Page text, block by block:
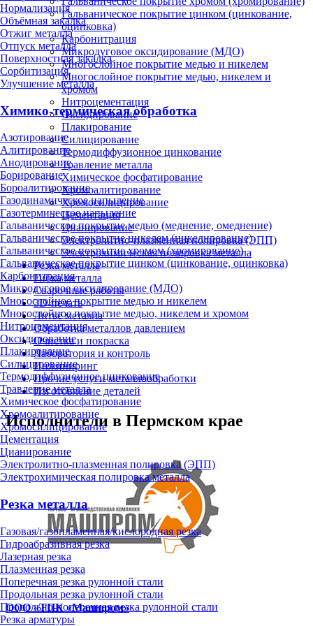
Нормализация
Объёмная закалка
Отжиг металла
Отпуск металла
Поверхностная закалка
Сорбитизация
Улучшение металла
Химико-термическая обработка
Азотирование
Алитирование
Анодирование
Борирование
Бороалитирование
Газодинамическое напыление
Газотермическое напыление
Гальваническое покрытие медью (меднение, омеднение)
Гальваническое покрытие никелем (никелирование)
Гальваническое покрытие хромом (хромирование)
Гальваническое покрытие цинком (цинкование, оцинковка)
Карбонитрация
Микродуговое оксидирование (МДО)
Многослойное покрытие медью и никелем
Многослойное покрытие медью, никелем и хромом
Нитроцементация
Оксидирование
Плакирование
Силицирование
Термодиффузионное цинкование
Травление металла
Химическое фосфатирование
Хромоалитирование
Хромосилицирование
Цементация
Цианирование
Электролитно-плазменная полировка (ЭПП)
Электрохимическая полировка металла
Резка металла
Газовая/газопламенная/кислородная резка
Гидроабразивная резка
Лазерная резка
Плазменная резка
Поперечная резка рулонной стали
Продольная резка рулонной стали
Продольно-поперечная резка рулонной стали
Резка арматуры
Гальваническое покрытие цинком (цинкование,
оцинковка)
Карбонитрация
Микродуговое оксидирование (МДО)
Многослойное покрытие медью и никелем
Многослойное покрытие медью, никелем и
хромом
Нитроцементация
Оксидирование
Плакирование
Силицирование
Термодиффузионное цинкование
Травление металла
Химическое фосфатирование
Хромоалитирование
Хромосилицирование
Цементация
Цианирование
Электролитно-плазменная полировка (ЭПП)
Электрохимическая полировка металла
Резка металла
Гибка металла
Сварочные работы
3D-печать
Литьё металла
Обработка металлов давлением
Очистка и покраска
Лаборатория и контроль
Инжиниринг
Прочие услуги металлообработки
Изготовление деталей
Исполнители в Пермском крае
ООО «ТПК «Машпром»